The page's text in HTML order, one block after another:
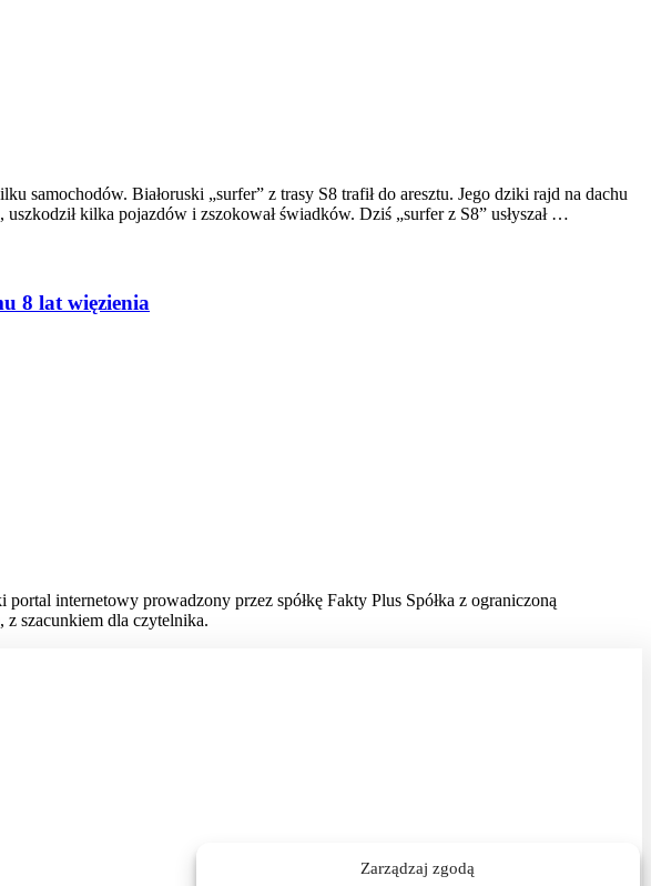
Zarządzaj zgodą
samochodów. Białoruski „surfer” z trasy S8 trafił do aresztu. Jego dziki rajd na dachu
kilka pojazdów i zszokował świadków. Dziś „surfer z S8” usłyszał …
8 lat więzienia
internetowy prowadzony przez spółkę Fakty Plus Spółka z ograniczoną
z szacunkiem dla czytelnika.